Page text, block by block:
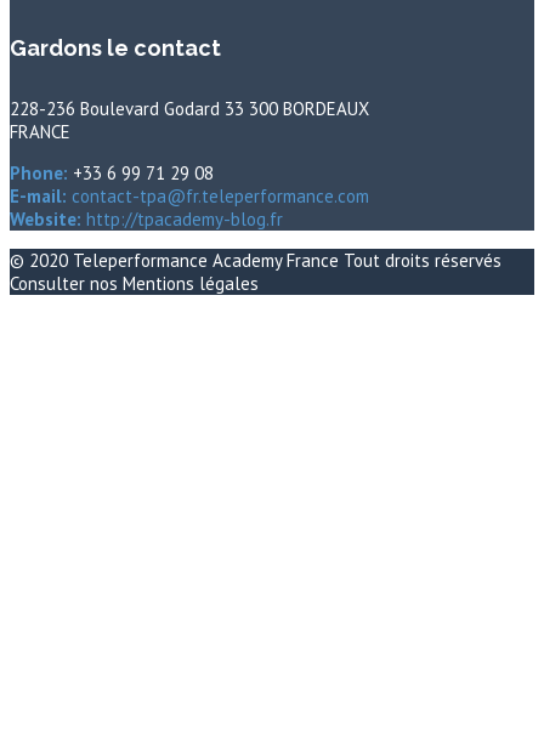
Gardons le contact
228-236 Boulevard Godard 33 300 BORDEAUX
FRANCE
Phone: +33 6 99 71 29 08
E-mail: contact-tpa@fr.teleperformance.com
Website: http://tpacademy-blog.fr
© 2020 Teleperformance Academy France Tout droits réservés
Consulter nos Mentions légales